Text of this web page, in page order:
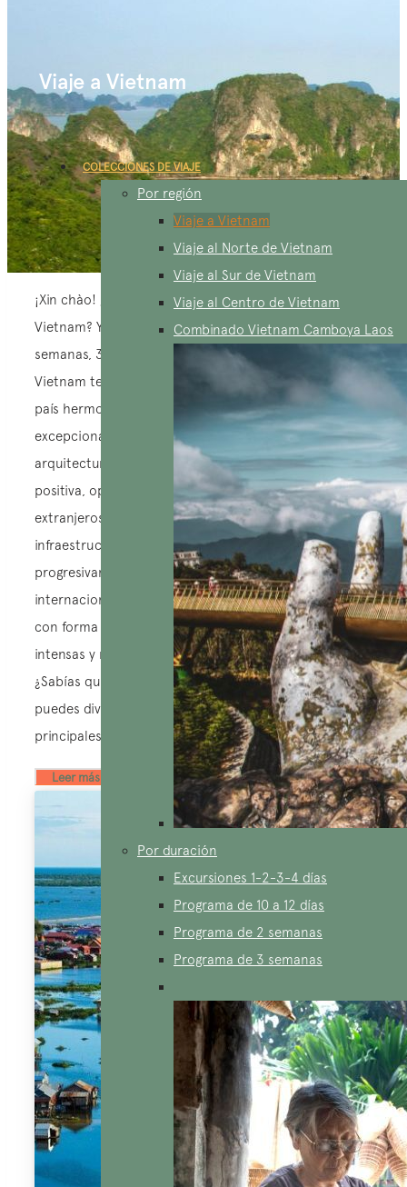
COLECCIONES DE VIAJE
Por región
Viaje a Vietnam
Viaje al Norte de Vietnam
Viaje al Sur de Vietnam
Viaje al Centro de Vietnam
Combinado Vietnam Camboya Laos
Por duración
Excursiones 1-2-3-4 días
Programa de 10 a 12 días
Programa de 2 semanas
Programa de 3 semanas
Viaje a Vietnam
¡Xin chào! ¿Estás buscando planificar un viaje a
Vietnam? Ya sea para 1 semana de exploración, 2
semanas, 3 semanas o incluso un mes completo,
Vietnam te ofrece muchas opciones atractivas. Este
país hermoso y auténtico cautiva a los viajeros con su
excepcional diversidad en cultura, naturaleza y
arquitectura. Aquí, los habitantes irradian una energía
positiva, optimista y cálida al dar la bienvenida a los
extranjeros. Además, la calidad de los servicios y las
infraestructuras turísticas en Vietnam se ha mejorado
progresivamente para satisfacer las necesidades
internacionales. Con todos estos elementos, el país
con forma de S promete ofrecerte emociones
intensas y momentos inolvidables durante tu viaje.
¿Sabías que, según las características geográficas,
puedes dividir Vietnam en cuatro regiones
principales?
Lire la suite ...